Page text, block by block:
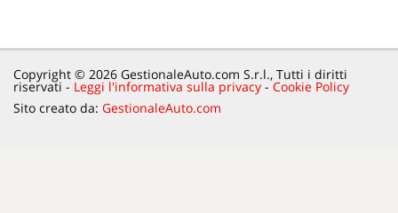
Copyright © 2026 GestionaleAuto.com S.r.l., Tutti i diritti
riservati - Leggi l'informativa sulla privacy -Cookie Policy
Sito creato da: GestionaleAuto.com